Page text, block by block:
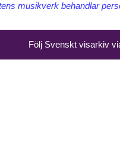
musikverk behandlar
Följ Svenskt visarkiv